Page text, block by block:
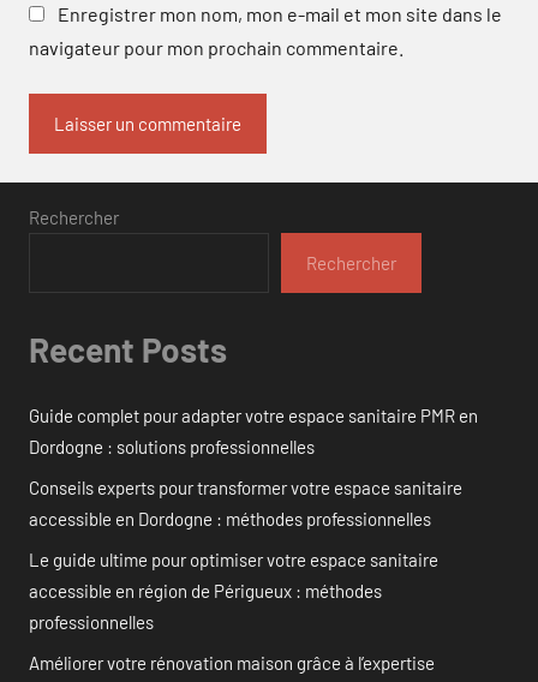
Enregistrer mon nom, mon e-mail et mon site dans le
navigateur pour mon prochain commentaire.
Rechercher
Rechercher
Recent Posts
Guide complet pour adapter votre espace sanitaire PMR en
Dordogne : solutions professionnelles
Conseils experts pour transformer votre espace sanitaire
accessible en Dordogne : méthodes professionnelles
Le guide ultime pour optimiser votre espace sanitaire
accessible en région de Périgueux : méthodes
professionnelles
Améliorer votre rénovation maison grâce à l’expertise